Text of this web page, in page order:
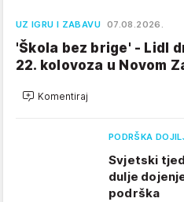
UZ IGRU I ZABAVU 07.08.2026.
'Škola bez brige' - Lidl
22. kolovoza u Novom
Komentiraj
PODRŠKA
Svjetski
dulje
podrška